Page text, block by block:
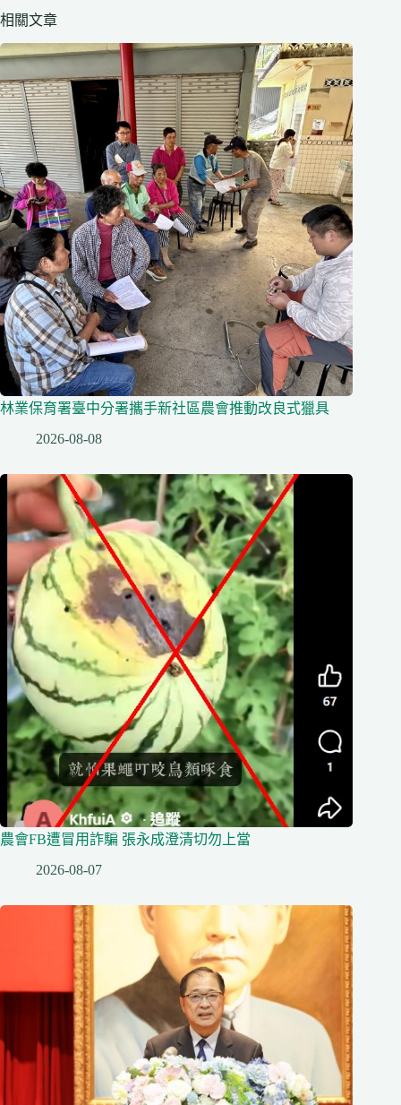
相關文章
林業保育署臺中分署攜手新社區農會推動改良式獵具
2026-08-08
農會FB遭冒用詐騙 張永成澄清切勿上當
2026-08-07